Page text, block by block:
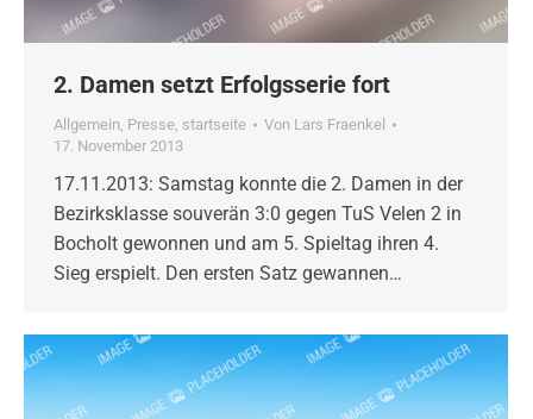
2. Damen setzt Erfolgsserie fort
Allgemein, Presse, startseite Von Lars Fraenkel
17. November 2013
17.11.2013: Samstag konnte die 2. Damen in der
Bezirksklasse souverän 3:0 gegen TuS Velen 2 in
Bocholt gewonnen und am 5. Spieltag ihren 4.
Sieg erspielt. Den ersten Satz gewannen…